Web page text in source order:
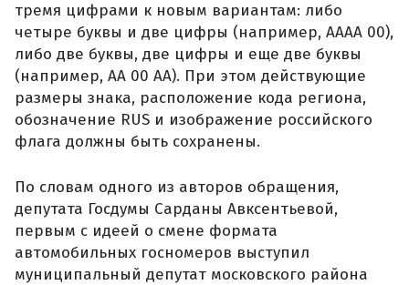
тремя цифрами к новым вариантам: либо
четыре буквы и две цифры (например, АААА 00),
либо две буквы, две цифры и еще две буквы
(например, АА 00 АА). При этом действующие
размеры знака, расположение кода региона,
обозначение RUS и изображение российского
флага должны быть сохранены.
По словам одного из авторов обращения,
депутата Госдумы Сарданы Авксентьевой,
первым с идеей о смене формата
автомобильных госномеров выступил
муниципальный депутат московского района